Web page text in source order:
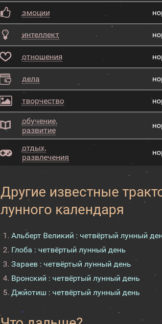
эмоции
интеллект
отношения
дела
творчество
обучение,
развитие
отдых,
развлечения
Другие известные
лунного календаря
Альберт Великий : четвёртый лунный
Глоба : четвёртый лунный день
Зараев : четвёртый лунный день
Вронский : четвёртый лунный день
Джйотиш : четвёртый лунный день